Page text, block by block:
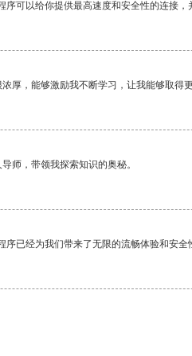
序可以给你提供最高速度和安全性的连接，
厚，能够激励我不断学习，让我能够取得更
师，带领我探索知识的奥秘。
序已经为我们带来了无限的流畅体验和安全